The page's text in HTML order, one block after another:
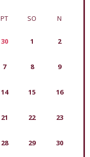
PT SO N
30 1 2
7 8 9
14 15 16
21 22 23
28 29 30